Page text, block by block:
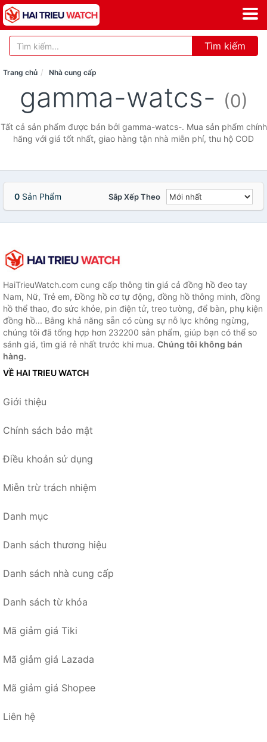
Tìm kiếm
Trang chủ Nhà cung cấp
gamma-watcs- (0)
Tất cả sản phẩm được bán bởi gamma-watcs-. Mua sản phẩm chính
hãng với giá tốt nhất, giao hàng tận nhà miễn phí, thu hộ COD
0 Sản Phẩm Sắp Xếp Theo
HaiTrieuWatch.com cung cấp thông tin giá cả đồng hồ đeo tay
Nam, Nữ, Trẻ em, Đồng hồ cơ tự động, đồng hồ thông minh, đồng
hồ thể thao, đo sức khỏe, pin điện tử, treo tường, để bàn, phụ kiện
đồng hồ... Bằng khả năng sẵn có cùng sự nỗ lực không ngừng,
chúng tôi đã tổng hợp hơn 232200 sản phẩm, giúp bạn có thể so
sánh giá, tìm giá rẻ nhất trước khi mua. Chúng tôi không bán
hàng.
VỀ HAI TRIEU WATCH
Giới thiệu
Chính sách bảo mật
Điều khoản sử dụng
Miễn trừ trách nhiệm
Danh mục
Danh sách thương hiệu
Danh sách nhà cung cấp
Danh sách từ khóa
Mã giảm giá Tiki
Mã giảm giá Lazada
Mã giảm giá Shopee
Liên hệ